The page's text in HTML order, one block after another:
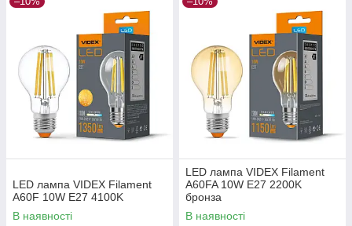
LED лампа VIDEX Filament
A60F 10W E27 4100K
В наявності
LED лампа VIDEX Filament
A60FA 10W E27 2200K
бронза
В наявності